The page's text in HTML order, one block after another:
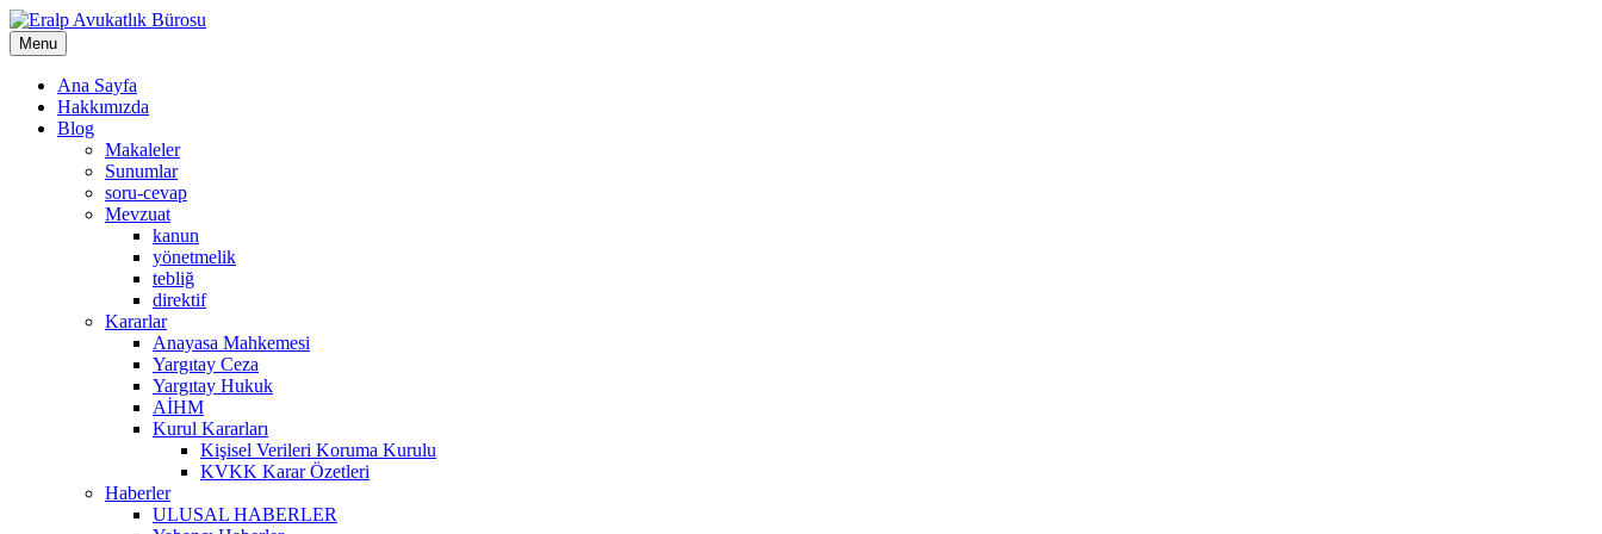
Skip
to
content
Menu
Ana Sayfa
Hakkımızda
Blog
Makaleler
Sunumlar
soru-cevap
Mevzuat
kanun
yönetmelik
tebliğ
direktif
Kararlar
Anayasa Mahkemesi
Yargıtay Ceza
Yargıtay Hukuk
AİHM
Kurul Kararları
Kişisel Verileri Koruma Kurulu
KVKK Karar Özetleri
Haberler
ULUSAL HABERLER